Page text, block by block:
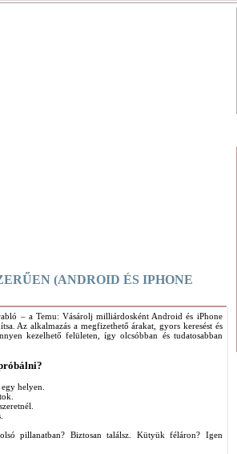
(ANDROID ÉS IPHONE
– a Temu: Vásárolj milliárdosként Android és iPhone
Az alkalmazás a megfizethető árakat, gyors keresést és
kezelhető felületen, így olcsóbban és tudatosabban
helyen.
pillanatban? Biztosan találsz. Kütyük féláron? Igen